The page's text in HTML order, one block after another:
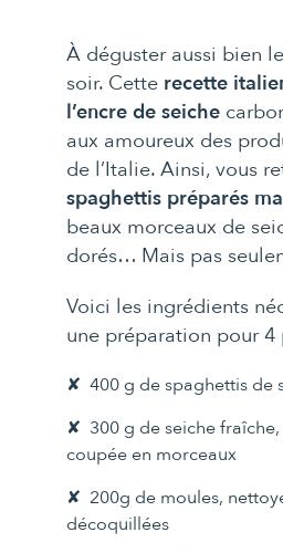
À déguster aussi bien
soir. Cette recette
l’encre de seiche
aux amoureux des
de l’Italie. Ainsi, vous
spaghettis préparés
beaux morceaux de
dorés… Mais pas
Voici les ingrédients
une préparation pour 4
400 g de spaghettis de
300 g de seiche
coupée en morceaux
200g de moules,
décoquillées